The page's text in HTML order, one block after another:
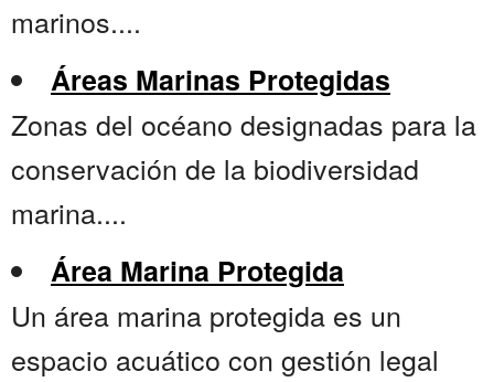
marinos....
Áreas Marinas Protegidas
Zonas del océano designadas para la
conservación de la biodiversidad
marina....
Área Marina Protegida
Un área marina protegida es un
espacio acuático con gestión legal